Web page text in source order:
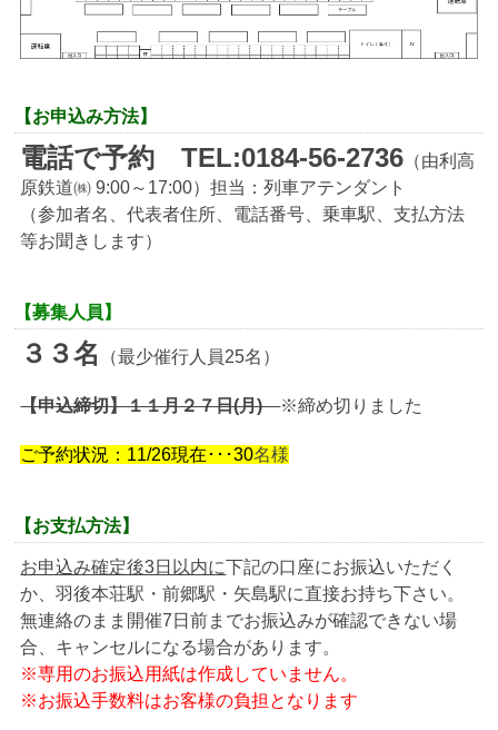
【お申込み方法】
電話で予約 TEL:0184-56-2736 （由利高
原鉄道㈱ 9:00～17:00）担当：列車アテンダント
（参加者名、代表者住所、電話番号、乗車駅、支払方法
等お聞きします）
【募集人員】
３３名 （最少催行人員25名）
【申込締切】１１月２７日(月)※締め切りました
ご予約状況：11/26現在･･･30名様
【お支払方法】
お申込み確定後3日以内に 下記の口座にお振込いただく
か、羽後本荘駅・前郷駅・矢島駅に直接お持ち下さい。
無連絡のまま開催7日前までお振込みが確認できない場
合、キャンセルになる場合があります。
※専用のお振込用紙は作成していません。
※お振込手数料はお客様の負担となります